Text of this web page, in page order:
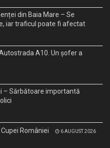
din Baia Mare – Se
iar traficul poate fi afectat
A10. Un șofer a
– Sărbătoare importantă
României 6 AUGUST 2026